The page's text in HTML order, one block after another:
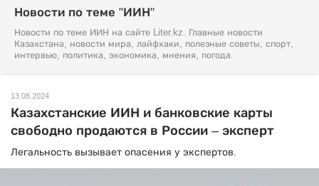
Новости по теме "ИИН"
Новости по теме ИИН на сайте Liter.kz. Главные новости
Казахстана, новости мира, лайфхаки, полезные советы, спорт,
интервью, политика, экономика, мнения, погода.
13.08.2024
Казахстанские ИИН и банковские карты
свободно продаются в России – эксперт
Легальность вызывает опасения у экспертов.